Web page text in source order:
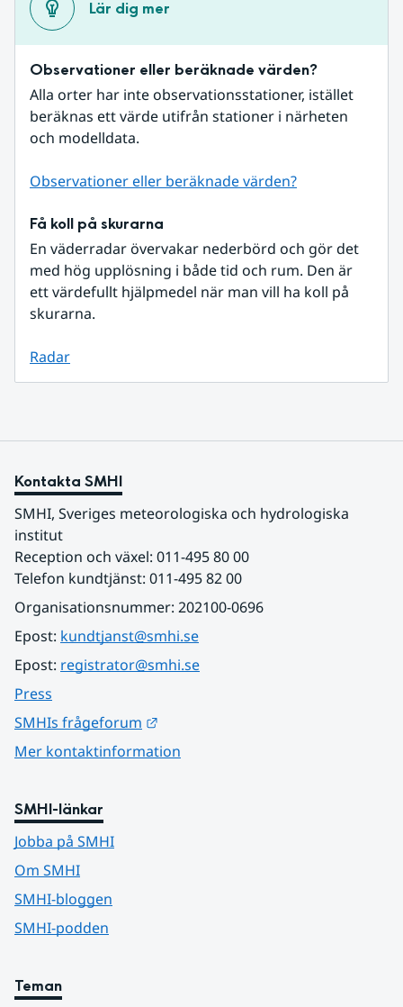
Lär dig mer
Observationer eller beräknade värden?
Alla orter har inte observationsstationer, istället
beräknas ett värde utifrån stationer i närheten
och modelldata.
Observationer eller beräknade värden?
Få koll på skurarna
En väderradar övervakar nederbörd och gör det
med hög upplösning i både tid och rum. Den är
ett värdefullt hjälpmedel när man vill ha koll på
skurarna.
Radar
Kontakta SMHI
SMHI, Sveriges meteorologiska och hydrologiska
institut
Reception och växel: 011-495 80 00
Telefon kundtjänst: 011-495 82 00
Organisationsnummer: 202100-0696
Epost: kundtjanst@smhi.se
Epost: registrator@smhi.se
Press
SMHIs frågeforum
Mer kontaktinformation
SMHI-länkar
Jobba på SMHI
Om SMHI
SMHI-bloggen
SMHI-podden
Teman